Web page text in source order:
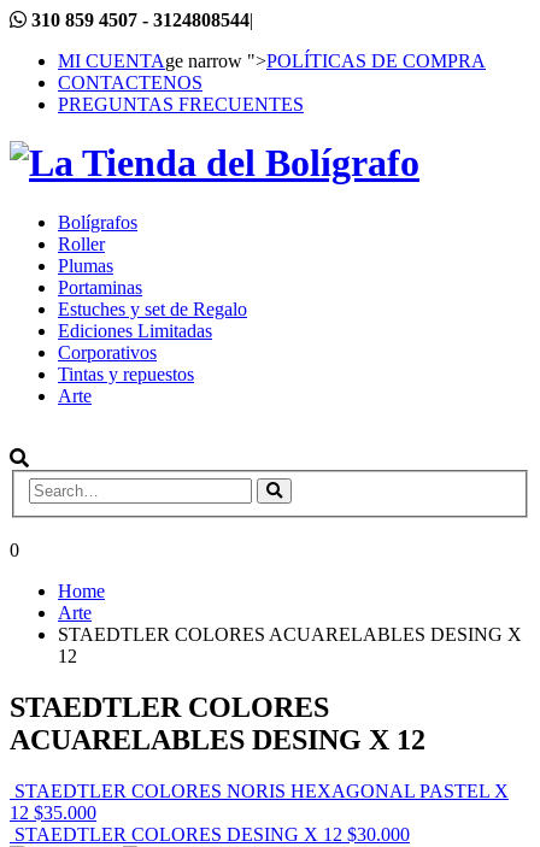
310 859 4507 - 3124808544|
MI CUENTAge narrow ">POLÍTICAS DE COMPRA
CONTACTENOS
PREGUNTAS FRECUENTES
Bolígrafos
Roller
Plumas
Portaminas
Estuches y set de Regalo
Ediciones Limitadas
Corporativos
Tintas y repuestos
Arte
0
Home
Arte
STAEDTLER COLORES ACUARELABLES DESING X
12
STAEDTLER COLORES
ACUARELABLES DESING X 12
STAEDTLER COLORES NORIS HEXAGONAL PASTEL X
12 $35.000
STAEDTLER COLORES DESING X 12 $30.000